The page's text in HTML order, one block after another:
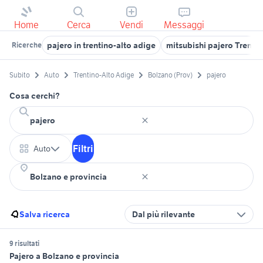
Home Cerca Vendi Messaggi
Ricerche pajero in trentino-alto adige mitsubishi pajero
Subito Auto Trentino-Alto Adige Bolzano (Prov) pajero
Cosa cerchi?
Auto Filtri
Salva ricerca Dal più rilevante
9 risultati
Pajero a Bolzano e provincia